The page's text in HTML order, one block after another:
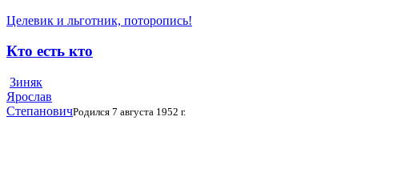
Целевик и льготник, поторопись!
Кто есть кто
Зиняк
Ярослав
СтепановичРодился 7 августа 1952 г.